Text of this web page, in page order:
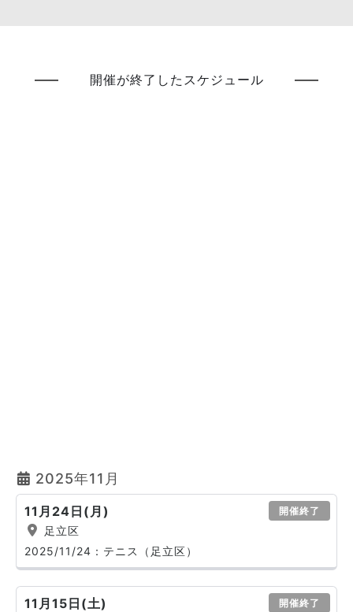
開催が終了したスケジュール
2025年11月
11月24日(月) 開催終了
足立区
2025/11/24：テニス（足立区）
11月15日(土) 開催終了